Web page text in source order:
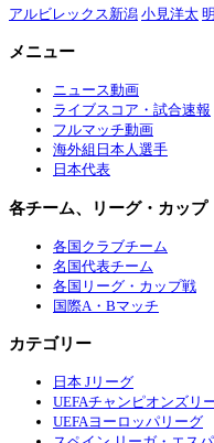
アルビレックス新潟 小見洋太
メニュー
ニュース動画
ライブスコア・試合速報
フルマッチ動画
海外組日本人選手
日本代表
各チーム、リーグ・カップ
各国クラブチーム
名国代表チーム
各国リーグ・カップ戦
国際A・Bマッチ
カテゴリー
日本 Jリーグ
UEFAチャンピオンズリ
UEFAヨーロッパリーグ